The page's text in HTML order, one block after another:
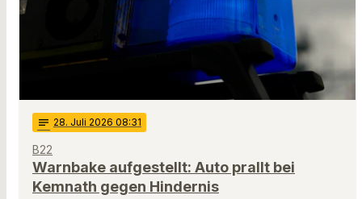
notes 28. Juli 2026 08:31
B22
Warnbake aufgestellt: Auto prallt bei
Kemnath gegen Hindernis